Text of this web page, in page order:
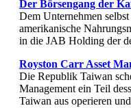
Der Börsengang der
Dem Unternehmen
amerikanische
in die JAB Holding der
Royston Carr Asset
Die Republik Taiwan
Management ein Teil
Taiwan aus operieren